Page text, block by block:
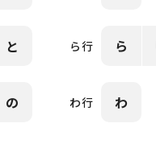
と
の
ら行 ら
わ行 わ